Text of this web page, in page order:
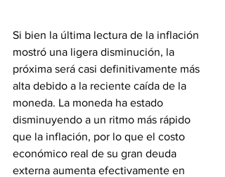
Si bien la última lectura de la inflación
mostró una ligera disminución, la
próxima será casi definitivamente más
alta debido a la reciente caída de la
moneda. La moneda ha estado
disminuyendo a un ritmo más rápido
que la inflación, por lo que el costo
económico real de su gran deuda
externa aumenta efectivamente en